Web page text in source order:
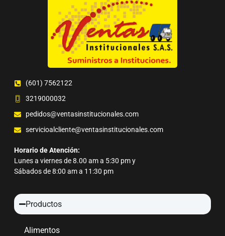
(601) 7562122
3219000032
pedidos@ventasinstitucionales.com
servicioalcliente@ventasinstitucionales.com
Horario de Atención:
Lunes a viernes de 8.00 am a 5:30 pm y
Sábados de 8:00 am a 11:30 pm
Productos
Alimentos